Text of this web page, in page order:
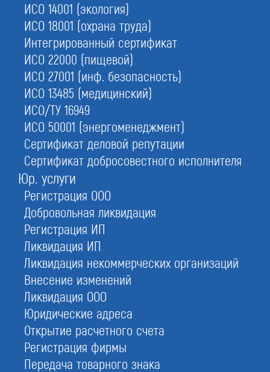
ИСО 14001 (экология)
ИСО 18001 (охрана труда)
Интегрированный сертификат
ИСО 22000 (пищевой)
ИСО 27001 (инф. безопасность)
ИСО 13485 (медицинский)
ИСО/ТУ 16949
ИСО 50001 (энергоменеджмент)
Сертификат деловой репутации
Сертификат добросовестного исполнителя
Юр. услуги
Регистрация ООО
Добровольная ликвидация
Регистрация ИП
Ликвидация ИП
Ликвидация некоммерческих организаций
Внесение изменений
Ликвидация ООО
Юридические адреса
Открытие расчетного счета
Регистрация фирмы
Передача товарного знака
1.Взнос в комп. фонд
- от 50 тыс. руб.
3. Получение документов
за 1 день под ключ
2.Специалисты для НОПРИЗ
- подберем / оформим ваших
4. Оформить СРО срочно
- проверим ассоциацию по 16 критериям
Оставьте заявку прямо сейчас
Заказать СРО на проектирование
При отправке данной формы вы соглашаетесь с
персональных данных.
С этой услугой часто заказывают:
Вступить в СРО